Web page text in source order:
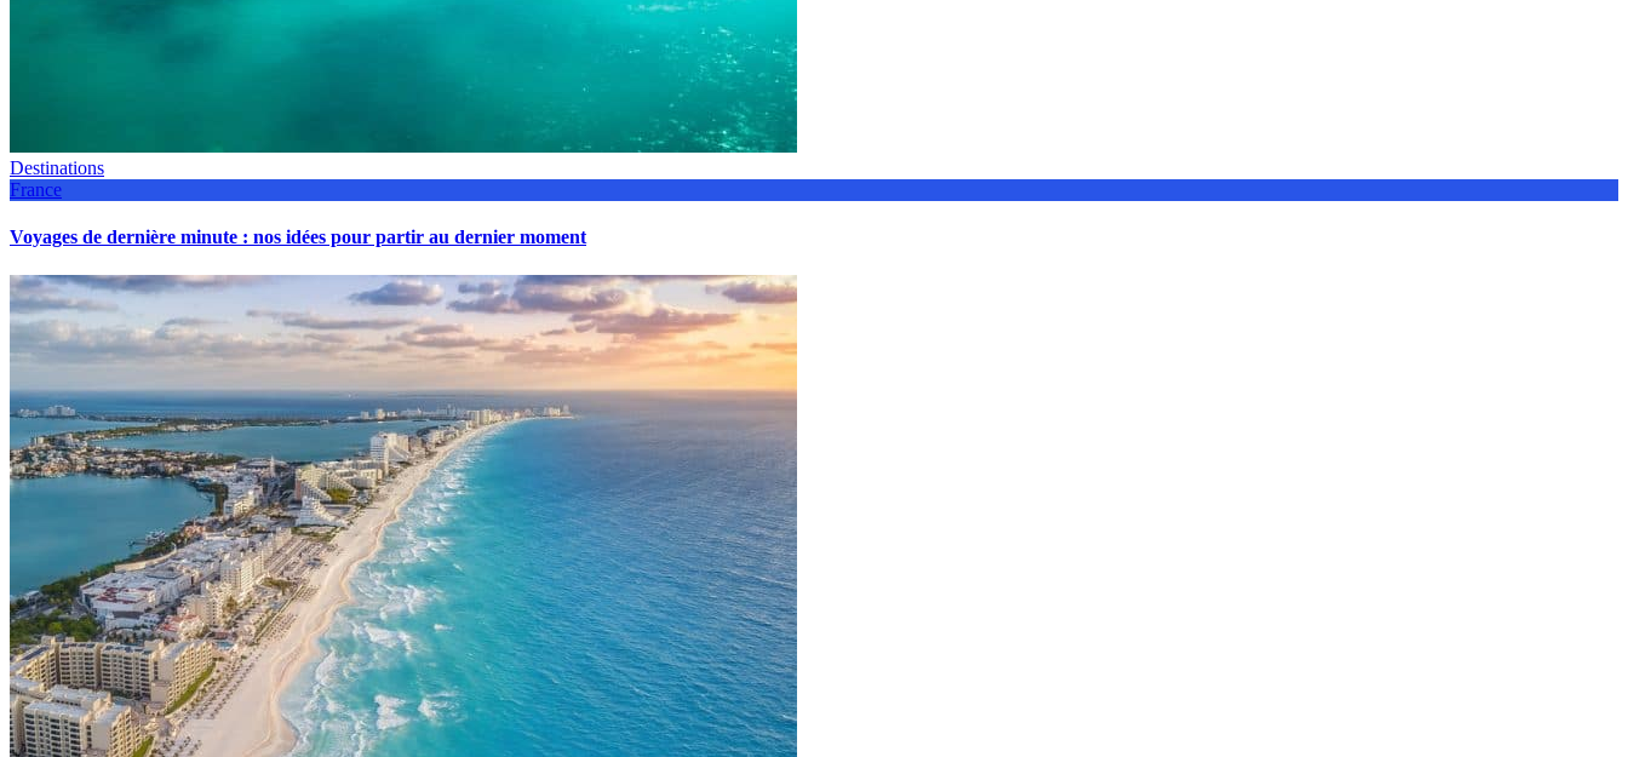
Destinations
France
Voyages de dernière minute : nos idées pour partir au dernier moment